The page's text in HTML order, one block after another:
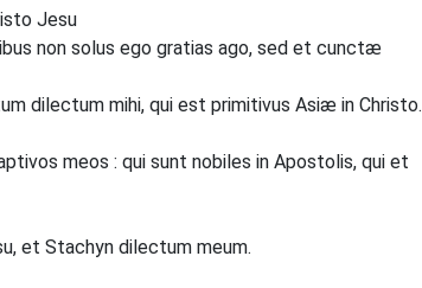
Jesu
non solus ego gratias ago, sed et cunctæ
dilectum mihi, qui est primitivus Asiæ in Christo.
meos : qui sunt nobiles in Apostolis, qui et
et Stachyn dilectum meum.